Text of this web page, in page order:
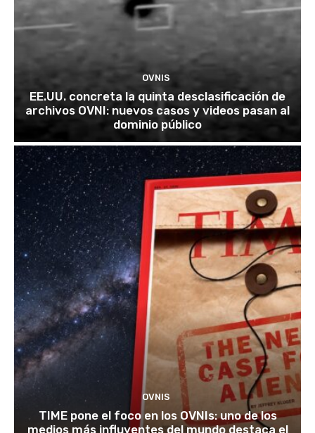
OVNIS
EE.UU. concreta la quinta desclasificación de
archivos OVNI: nuevos casos y videos pasan al
dominio público
OVNIS
TIME pone el foco en los OVNIs: uno de los
medios más influyentes del mundo destaca el